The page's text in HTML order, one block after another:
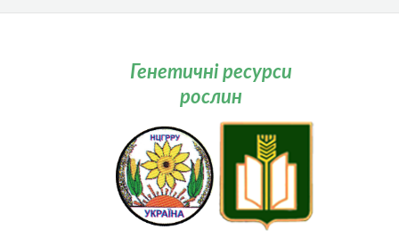
Генетичні ресурси
рослин